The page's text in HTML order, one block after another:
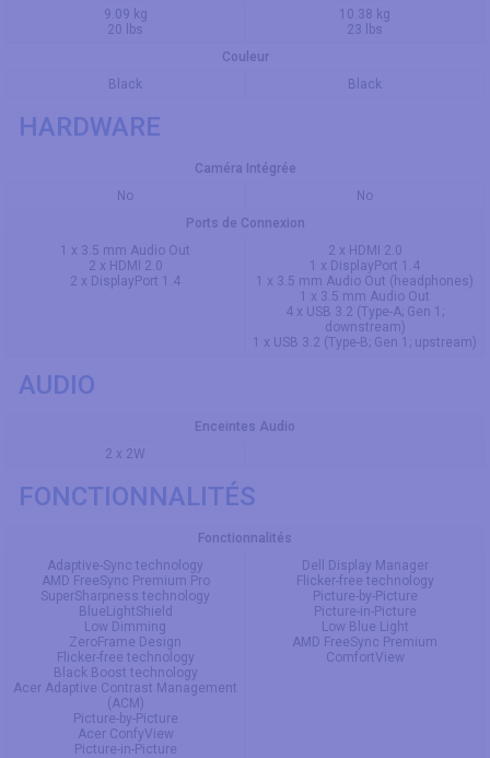
9.09 kg
20 lbs
10.38 kg
23 lbs
Couleur
Black
Black
HARDWARE
Caméra Intégrée
No
No
Ports de Connexion
1 x 3.5 mm Audio Out
2 x HDMI 2.0
2 x DisplayPort 1.4
2 x HDMI 2.0
1 x DisplayPort 1.4
1 x 3.5 mm Audio Out (headphones)
1 x 3.5 mm Audio Out
4 x USB 3.2 (Type-A; Gen 1;
downstream)
1 x USB 3.2 (Type-B; Gen 1; upstream)
AUDIO
Enceintes Audio
2 x 2W
FONCTIONNALITÉS
Fonctionnalités
Adaptive-Sync technology
AMD FreeSync Premium Pro
SuperSharpness technology
BlueLightShield
Low Dimming
ZeroFrame Design
Flicker-free technology
Black Boost technology
Acer Adaptive Contrast Management
(ACM)
Picture-by-Picture
Acer ConfyView
Picture-in-Picture
Dell Display Manager
Flicker-free technology
Picture-by-Picture
Picture-in-Picture
Low Blue Light
AMD FreeSync Premium
ComfortView